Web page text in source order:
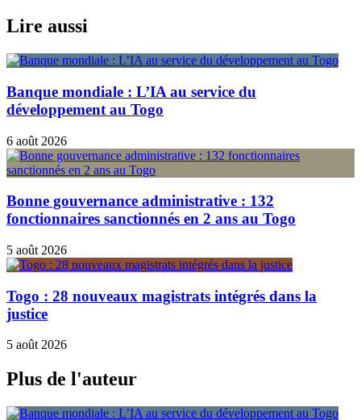
Lire aussi
Banque mondiale : L’IA au service du
développement au Togo
6 août 2026
Bonne gouvernance administrative : 132
fonctionnaires sanctionnés en 2 ans au Togo
5 août 2026
Togo : 28 nouveaux magistrats intégrés dans la
justice
5 août 2026
Plus de l'auteur